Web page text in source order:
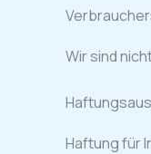
Wir sind
Haftung für